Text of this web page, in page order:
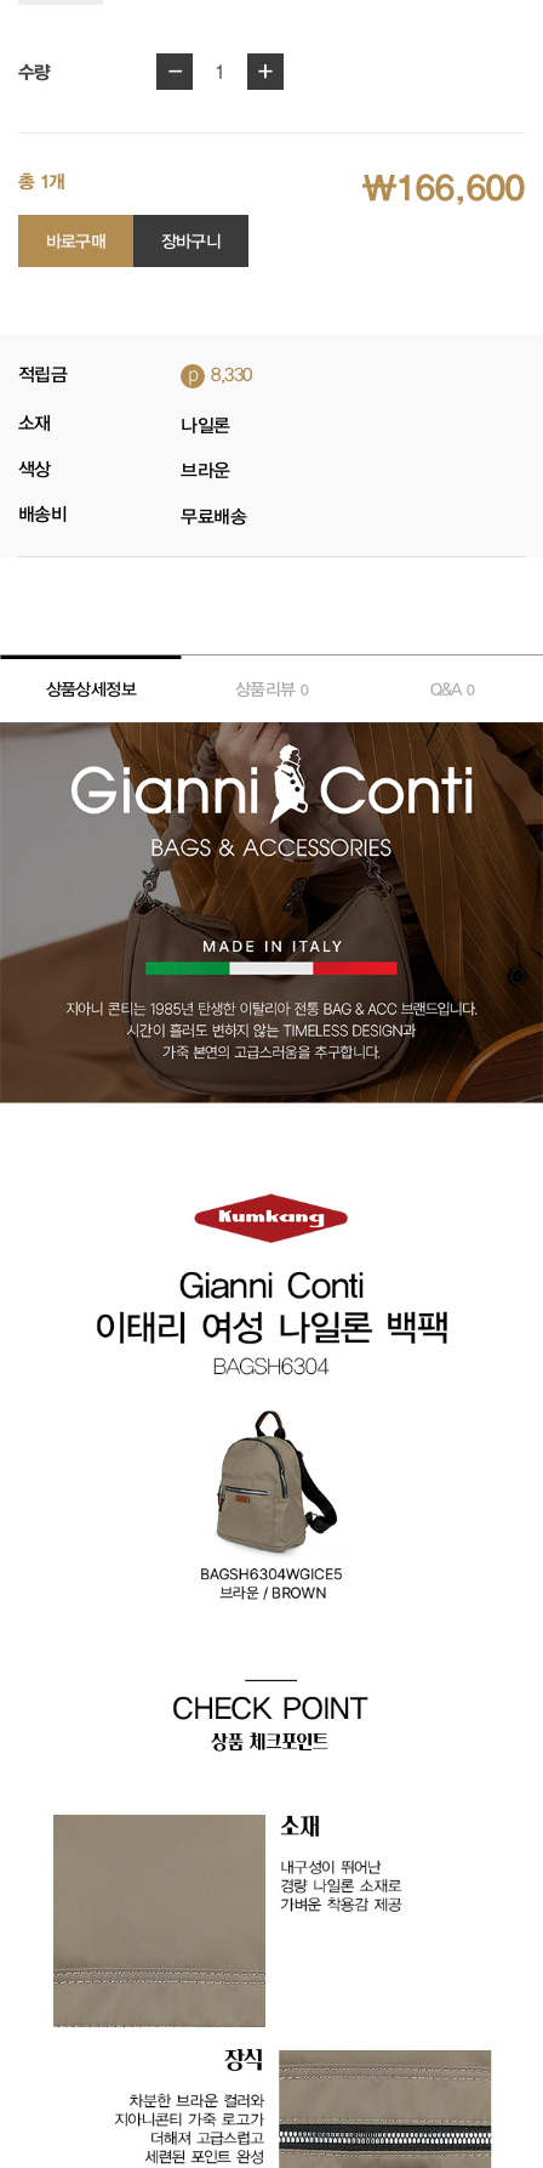
수량 - 1 +
총 1개 ₩166,600
바로구매 장바구니
적립금 p 8,330
소재 나일론
색상 브라운
배송비 무료배송
상품상세정보 상품리뷰 0 Q&A0